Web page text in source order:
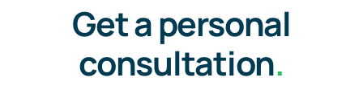
Get a personal
consultation.